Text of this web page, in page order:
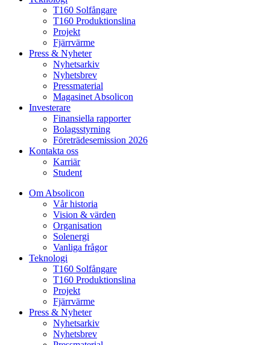
T160 Solfångare
T160 Produktionslina
Projekt
Fjärrvärme
Press & Nyheter
Nyhetsarkiv
Nyhetsbrev
Pressmaterial
Magasinet Absolicon
Investerare
Finansiella rapporter
Bolagsstyrning
Företrädesemission 2026
Kontakta oss
Karriär
Student
Om Absolicon
Vår historia
Vision & värden
Organisation
Solenergi
Vanliga frågor
Teknologi
T160 Solfångare
T160 Produktionslina
Projekt
Fjärrvärme
Press & Nyheter
Nyhetsarkiv
Nyhetsbrev